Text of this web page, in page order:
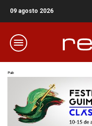
09 agosto 2026
Pub